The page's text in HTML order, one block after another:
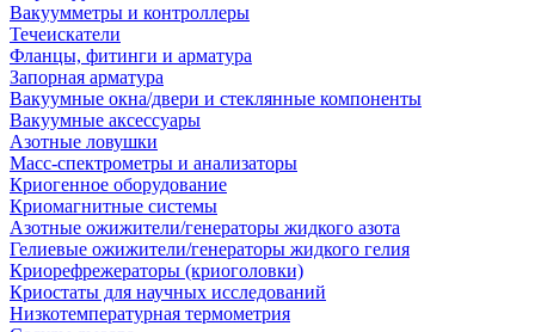
Вакуумметры и контроллеры
Течеискатели
Фланцы, фитинги и арматура
Запорная арматура
Вакуумные окна/двери и стеклянные компоненты
Вакуумные аксессуары
Азотные ловушки
Масс-спектрометры и анализаторы
Криогенное оборудование
Криомагнитные системы
Азотные ожижители/генераторы жидкого азота
Гелиевые ожижители/генераторы жидкого гелия
Криорефрежераторы (криоголовки)
Криостаты для научных исследований
Низкотемпературная термометрия